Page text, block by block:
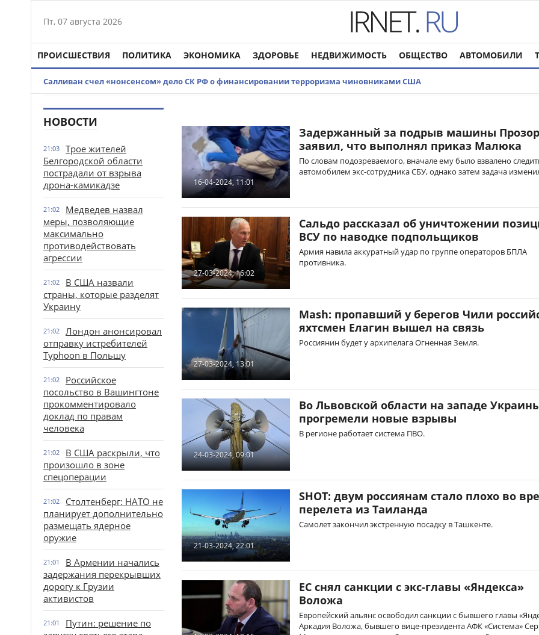
Пт, 07 августа 2026
ПРОИСШЕСТВИЯ ПОЛИТИКА ЭКОНОМИКА ЗДОРОВЬЕ НЕДВИЖИМОСТЬ ОБЩЕСТВО АВТОМОБИЛИ
Салливан счел «нонсенсом» дело СК РФ о финансировании терроризма чиновниками США
НОВОСТИ
21:03
Трое жителей
Белгородской области
пострадали от взрыва
дрона-камикадзе
21:02
Медведев назвал
меры, позволяющие
максимально
противодействовать
агрессии
21:02
В США назвали
страны, которые разделят
Украину
21:02
Лондон анонсировал
отправку истребителей
Typhoon в Польшу
21:02
Российское
посольство в Вашингтоне
прокомментировало
доклад по правам
человека
21:02
В США раскрыли, что
произошло в зоне
спецоперации
21:02
Столтенберг: НАТО не
планирует дополнительно
размещать ядерное
оружие
21:01
В Армении начались
задержания перекрывших
дорогу к Грузии
активистов
21:01
Путин: решение по
16-04-2024, 11:01
Задержанный за подрыв машины
заявил, что выполнял приказ Малюка
По словам подозреваемого, вначале ему было взвалено
автомобилем экс-сотрудника СБУ, однако затем задача
27-03-2024, 16:02
Сальдо рассказал об уничтожении
ВСУ по наводке подпольщиков
Армия навила аккуратный удар по группе операторов БПЛА
противника.
27-03-2024, 13:01
Mash: пропавший у берегов Чили
яхтсмен Елагин вышел на связь
Россиянин будет у архипелага Огненная Земля.
24-03-2024, 09:01
Во Львовской области на западе
прогремели новые взрывы
В регионе работает система ПВО.
21-03-2024, 22:01
SHOT: двум россиянам стало плохо во
перелета из Таиланда
Самолет закончил экстренную посадку в Ташкенте.
ЕС снял санкции с экс-главы «Яндекса»
Воложа
Европейский альянс освободил санкции с бывшего главы
Аркадия Воложа, бывшего вице-президента АФК «Система»